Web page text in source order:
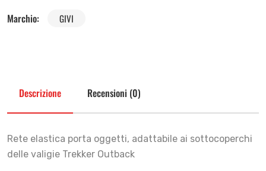
Marchio: GIVI
Descrizione Recensioni (0)
Rete elastica porta oggetti, adattabile ai sottocoperchi
delle valigie Trekker Outback